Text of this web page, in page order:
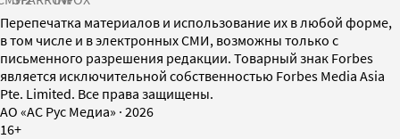
Перепечатка материалов и использование их в любой форме,
в том числе и в электронных СМИ, возможны только с
письменного разрешения редакции. Товарный знак Forbes
является исключительной собственностью Forbes Media Asia
Pte. Limited. Все права защищены.
AO «АС Рус Медиа» · 2026
16+